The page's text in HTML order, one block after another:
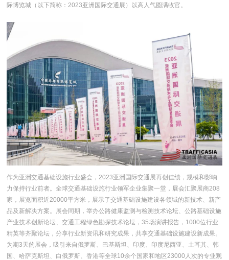
际博览城（以下简称：2023亚洲国际交通展）以高人气圆满收官。
作为亚洲交通基础设施行业盛会，2023亚洲国际交通展再创佳绩，规模和影响
力保持行业前者。全球交通基础设施行业领军企业集聚一堂，展会汇聚展商208
家，展览面积近20000平方米，展示了交通基础设施建设各领域的新技术、新产
品及新解决方案。展会同期，举办公路健康监测与检测技术论坛、公路基础设施
产业技术创新论坛、交通工程绿色勘探技术论坛，35场演讲报告，1000位行业
精英等齐聚论坛，分享行业新资讯和研究成果，共享交通基础设施建设新成果。
为期3天的展会，吸引来自俄罗斯、巴基斯坦、印度、印度尼西亚、土耳其、韩
国、哈萨克斯坦、白俄罗斯、香港等全球10余个国家和地区23000人次的专业观